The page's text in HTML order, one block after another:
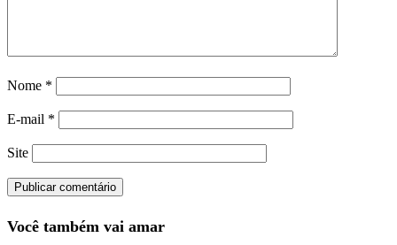
Nome *
E-mail *
Site
Você também vai amar